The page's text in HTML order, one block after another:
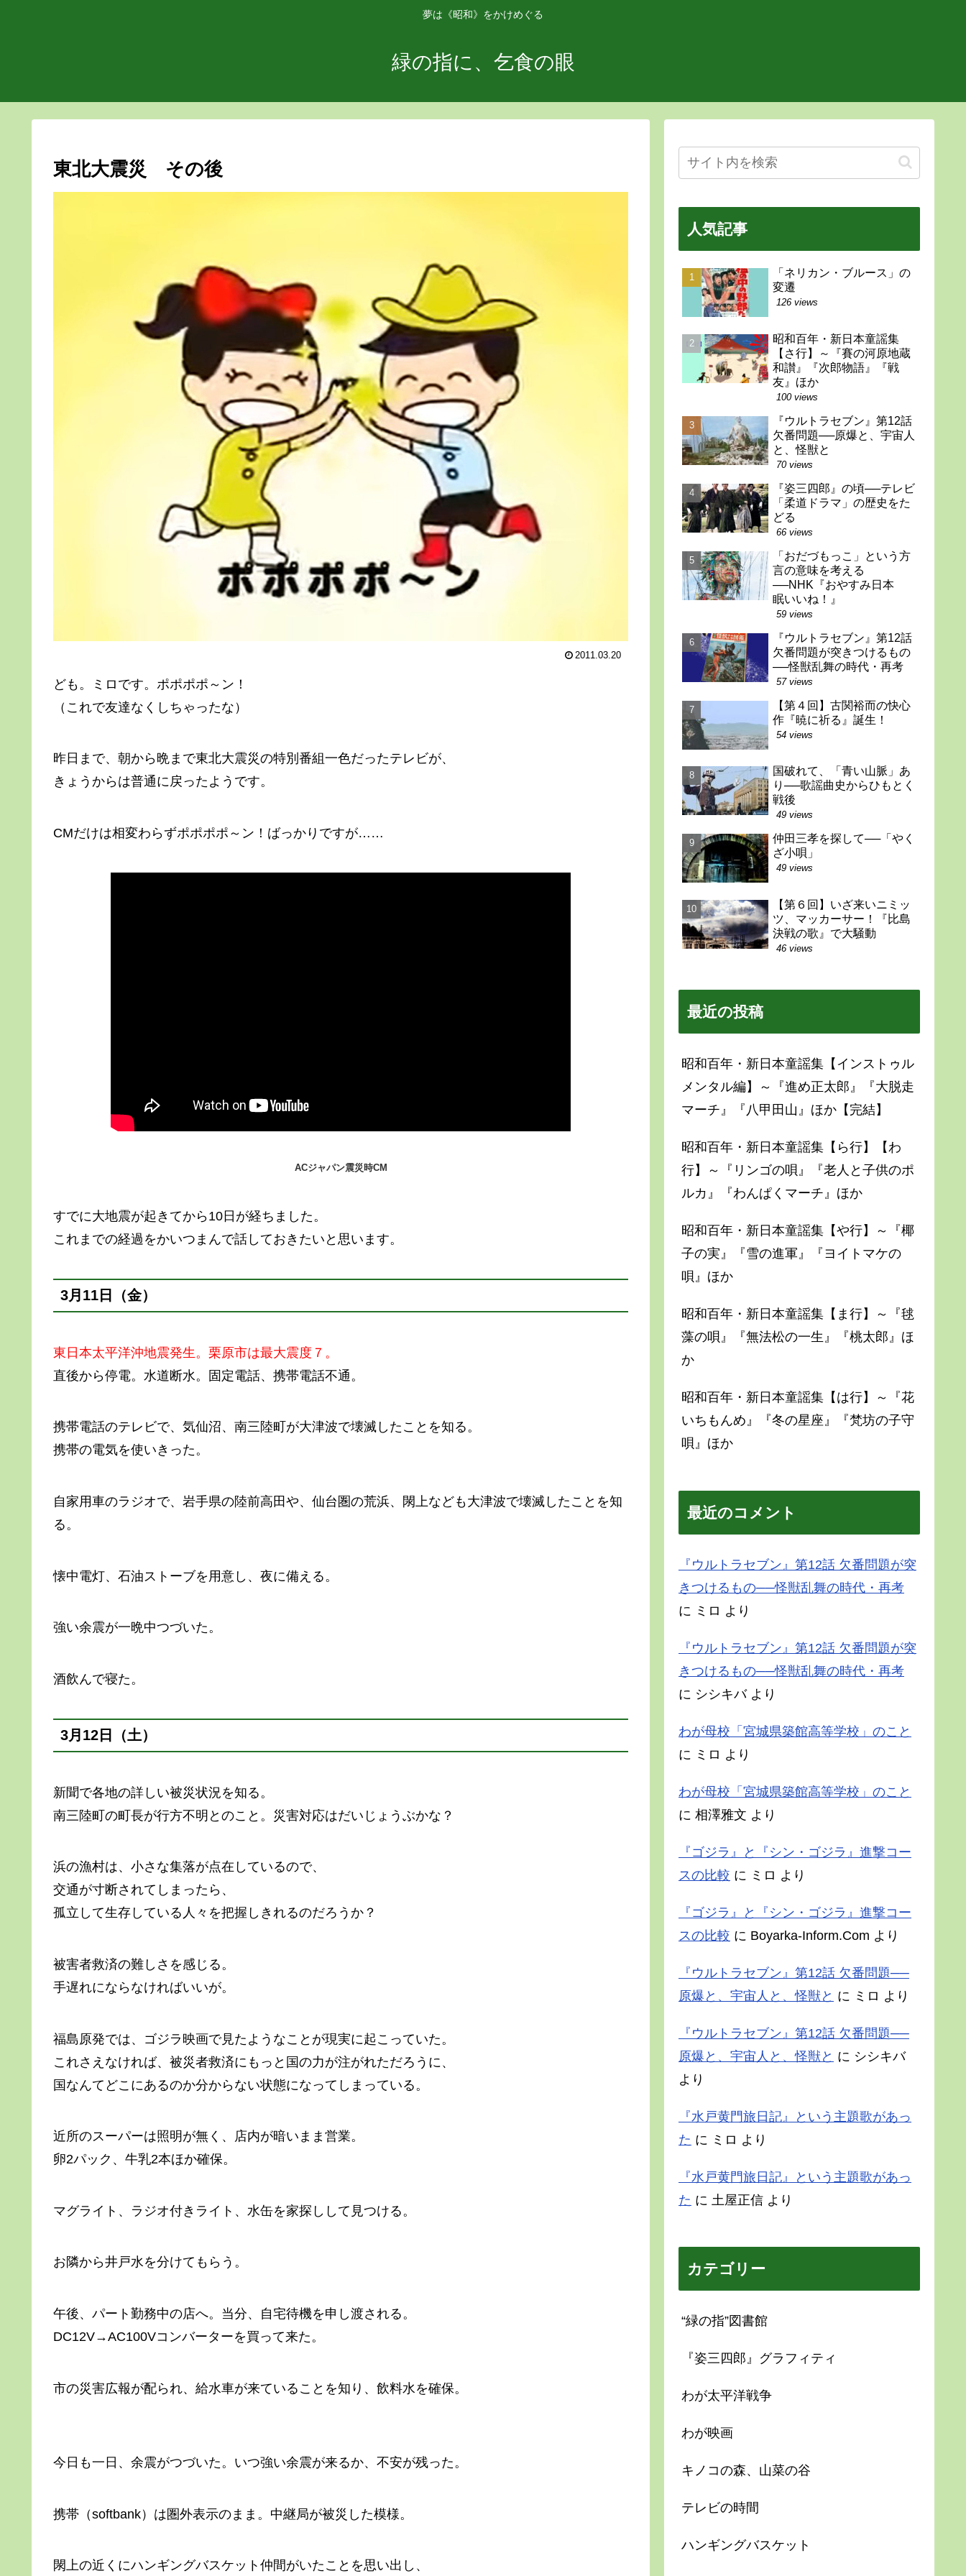
夢は《昭和》をかけめぐる
緑の指に、乞食の眼
東北大震災 その後
2011.03.20
ども。ミロです。ポポポポ～ン！
（これで友達なくしちゃったな）
昨日まで、朝から晩まで東北大震災の特別番組一色だったテレビが、
きょうからは普通に戻ったようです。
CMだけは相変わらずポポポポ～ン！ばっかりですが……
ACジャパン震災時CM
すでに大地震が起きてから10日が経ちました。
これまでの経過をかいつまんで話しておきたいと思います。
3月11日（金）
東日本太平洋沖地震発生。栗原市は最大震度７。
直後から停電。水道断水。固定電話、携帯電話不通。
携帯電話のテレビで、気仙沼、南三陸町が大津波で壊滅したことを知る。
携帯の電気を使いきった。
自家用車のラジオで、岩手県の陸前高田や、仙台圏の荒浜、閖上なども大津波で壊滅したことを知
る。
懐中電灯、石油ストーブを用意し、夜に備える。
強い余震が一晩中つづいた。
酒飲んで寝た。
3月12日（土）
新聞で各地の詳しい被災状況を知る。
南三陸町の町長が行方不明とのこと。災害対応はだいじょうぶかな？
浜の漁村は、小さな集落が点在しているので、
交通が寸断されてしまったら、
孤立して生存している人々を把握しきれるのだろうか？
被害者救済の難しさを感じる。
手遅れにならなければいいが。
福島原発では、ゴジラ映画で見たようなことが現実に起こっていた。
これさえなければ、被災者救済にもっと国の力が注がれただろうに、
国なんてどこにあるのか分からない状態になってしまっている。
近所のスーパーは照明が無く、店内が暗いまま営業。
卵2パック、牛乳2本ほか確保。
マグライト、ラジオ付きライト、水缶を家探しして見つける。
お隣から井戸水を分けてもらう。
午後、パート勤務中の店へ。当分、自宅待機を申し渡される。
DC12V→AC100Vコンバーターを買って来た。
市の災害広報が配られ、給水車が来ていることを知り、飲料水を確保。
今日も一日、余震がつづいた。いつ強い余震が来るか、不安が残った。
携帯（softbank）は圏外表示のまま。中継局が被災した模様。
閖上の近くにハンギングバスケット仲間がいたことを思い出し、
人気記事
「ネリカン・ブルース」の
変遷
126 views
昭和百年・新日本童謡集
【さ行】～『賽の河原地蔵
和讃』『次郎物語』『戦
友』ほか
100 views
『ウルトラセブン』第12話
欠番問題──原爆と、宇宙人
と、怪獣と
70 views
『姿三四郎』の頃──テレビ
「柔道ドラマ」の歴史をた
どる
66 views
「おだづもっこ」という方
言の意味を考える
──NHK『おやすみ日本
眠いいね！』
59 views
『ウルトラセブン』第12話
欠番問題が突きつけるもの
──怪獣乱舞の時代・再考
57 views
【第４回】古関裕而の快心
作『暁に祈る』誕生！
54 views
国破れて、「青い山脈」あ
り──歌謡曲史からひもとく
戦後
49 views
仲田三孝を探して──「やく
ざ小唄」
49 views
【第６回】いざ来いニミッ
ツ、マッカーサー！『比島
決戦の歌』で大騒動
46 views
最近の投稿
昭和百年・新日本童謡集【インストゥル
メンタル編】～『進め正太郎』『大脱走
マーチ』『八甲田山』ほか【完結】
昭和百年・新日本童謡集【ら行】【わ
行】～『リンゴの唄』『老人と子供のポ
ルカ』『わんぱくマーチ』ほか
昭和百年・新日本童謡集【や行】～『椰
子の実』『雪の進軍』『ヨイトマケの
唄』ほか
昭和百年・新日本童謡集【ま行】～『毬
藻の唄』『無法松の一生』『桃太郎』ほ
か
昭和百年・新日本童謡集【は行】～『花
いちもんめ』『冬の星座』『梵坊の子守
唄』ほか
最近のコメント
『ウルトラセブン』第12話 欠番問題が突
きつけるもの──怪獣乱舞の時代・再考
に ミロ より
『ウルトラセブン』第12話 欠番問題が突
きつけるもの──怪獣乱舞の時代・再考
に シシキバより
わが母校「宮城県築館高等学校」のこと
に ミロ より
わが母校「宮城県築館高等学校」のこと
に 相澤雅文 より
『ゴジラ』と『シン・ゴジラ』進撃コー
スの比較 に ミロ より
『ゴジラ』と『シン・ゴジラ』進撃コー
スの比較 に Boyarka-Inform.Com より
『ウルトラセブン』第12話 欠番問題──
原爆と、宇宙人と、怪獣と に ミロ より
『ウルトラセブン』第12話 欠番問題──
原爆と、宇宙人と、怪獣と に シシキバ
より
『水戸黄門旅日記』という主題歌があっ
た に ミロ より
『水戸黄門旅日記』という主題歌があっ
た に 土屋正信 より
カテゴリー
“緑の指”図書館
『姿三四郎』グラフィティ
わが太平洋戦争
わが映画
キノコの森、山菜の谷
テレビの時間
ハンギングバスケット